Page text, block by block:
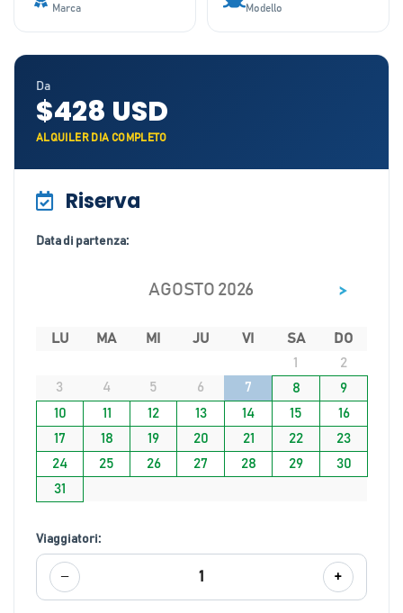
Marca Modello
Da
$428 USD
ALQUILER DIA COMPLETO
Riserva
Data di partenza:
AGOSTO 2026 >
LU MA MI JU VI SA
DO
1
2
3
4 5 6 7 8
9
10
11 12 13 14 15
16
17
18 19 20 21 22
23
24
25 26 27 28 29
30
31
Viaggiatori:
− 1 +